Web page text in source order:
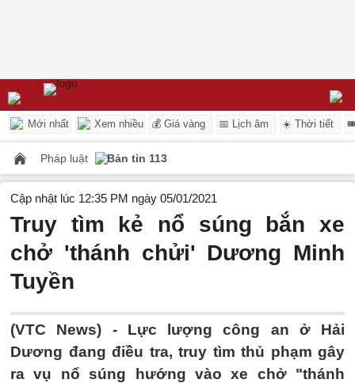
Mới nhất Xem nhiều 💰 Giá vàng 📅 Lịch âm ☀️ Thời tiết
Pháp luật Bản tin 113
Cập nhật lúc 12:35 PM ngày 05/01/2021
Truy tìm kẻ nổ súng bắn xe
chở 'thánh chửi' Dương Minh
Tuyền
(VTC News) - Lực lượng công an ở Hải
Dương đang điều tra, truy tìm thủ phạm gây
ra vụ nổ súng hướng vào xe chở "thánh